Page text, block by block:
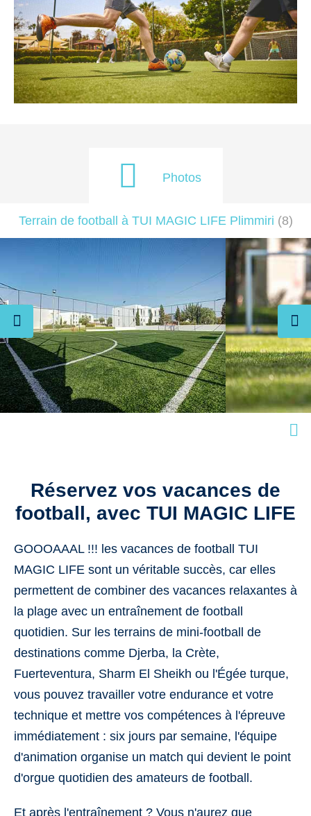
Photos
Terrain de football à TUI MAGIC LIFE Plimmiri (8)
Réservez vos vacances de
football, avec TUI MAGIC LIFE
GOOOAAAL !!! les vacances de football TUI
MAGIC LIFE sont un véritable succès, car elles
permettent de combiner des vacances relaxantes à
la plage avec un entraînement de football
quotidien. Sur les terrains de mini-football de
destinations comme Djerba, la Crète,
Fuerteventura, Sharm El Sheikh ou l'Égée turque,
vous pouvez travailler votre endurance et votre
technique et mettre vos compétences à l'épreuve
immédiatement : six jours par semaine, l'équipe
d'animation organise un match qui devient le point
d'orgue quotidien des amateurs de football.
Et après l'entraînement ? Vous n'aurez que